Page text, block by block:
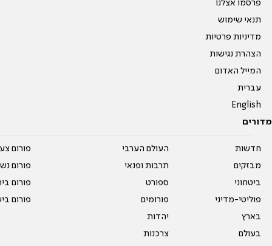
פרסמו אצלנו
תנאי שימוש
מדיניות פרטיות
הצהרת נגישות
המייל האדום
עברית
English
מדורים
חדשות
מבזקים
ביטחוני
פוליטי-מדיני
בארץ
בעולם
העולם הערבי
תרבות ופנאי
ספורט
פורומים
יהדות
צרכנות
פורום
פורום
פורום
פורום